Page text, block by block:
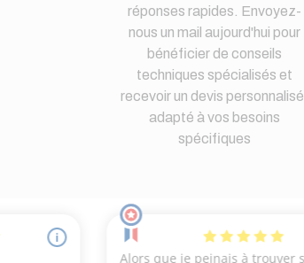
réponses rapides. Envoyez-
nous un mail aujourd'hui pour
bénéficier de conseils
techniques spécialisés et
recevoir un devis personnalisé,
adapté à vos besoins
spécifiques